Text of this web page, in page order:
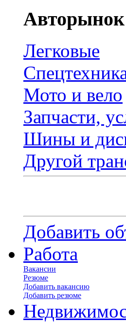
Авторынок
Легковые
Мото и вело
Запчасти,
Шины и
Другой
Добавить
Работа
Вакансии
Резюме
Добавить вакансию
Добавить резюме